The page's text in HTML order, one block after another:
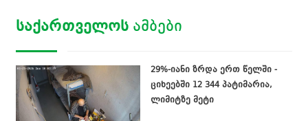
ᲡᲐᲥᲐᲠᲗᲕᲔᲚᲝᲡ ᲐᲛᲑᲔᲑᲘ
29%-იანი ზრდა ერთ წელში -
ციხეებში 12 344 პატიმარია,
ლიმიტზე მეტი